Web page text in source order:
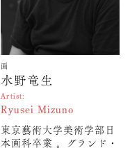
画
水野竜生
Artist:
Ryusei Mizuno
東京藝術大学美術学部日
本画科卒業 。グランド・